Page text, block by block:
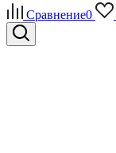
Сравнение0